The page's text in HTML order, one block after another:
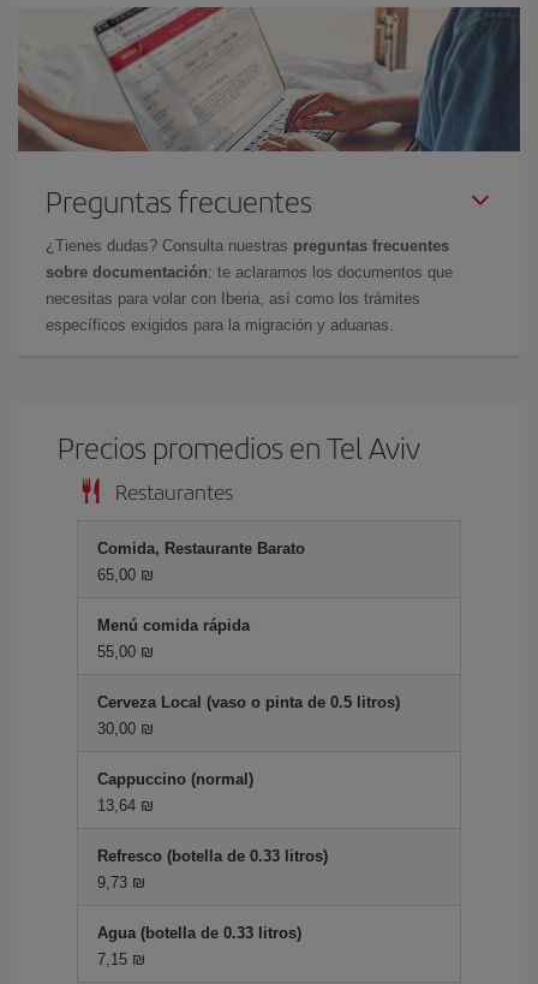
Preguntas frecuentes
¿Tienes dudas? Consulta nuestras preguntas frecuentes
sobre documentación: te aclaramos los documentos que
necesitas para volar con Iberia, así como los trámites
específicos exigidos para la migración y aduanas.
Precios promedios en Tel Aviv
Restaurantes
Comida, Restaurante Barato
65,00 ₪
Menú comida rápida
55,00 ₪
Cerveza Local (vaso o pinta de 0.5 litros)
30,00 ₪
Cappuccino (normal)
13,64 ₪
Refresco (botella de 0.33 litros)
9,73 ₪
Agua (botella de 0.33 litros)
7,15 ₪